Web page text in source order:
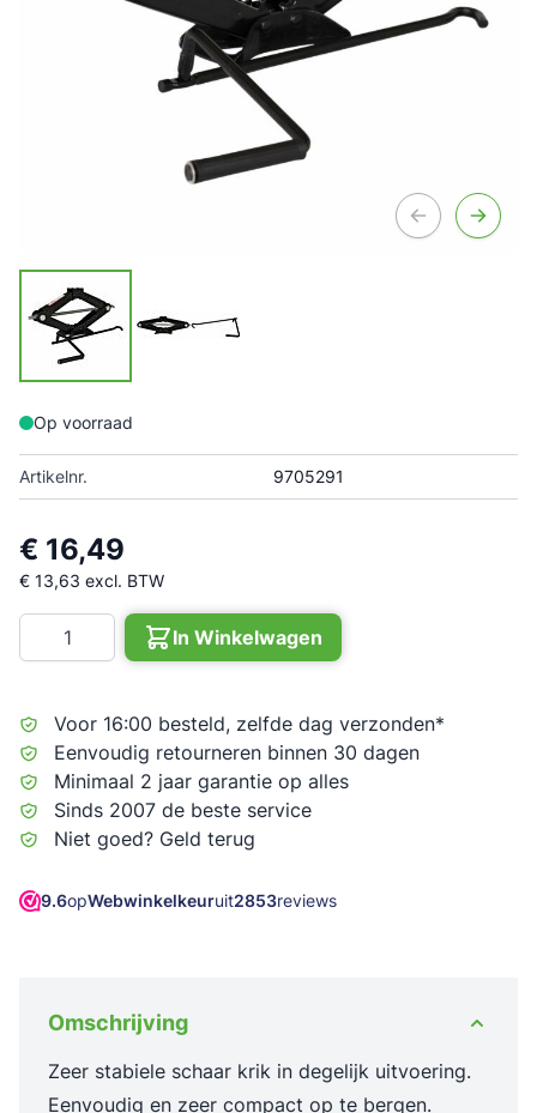
Op voorraad
Artikelnr. 9705291
€ 16,49
€ 13,63 excl. BTW
Aantal
In Winkelwagen
Voor 16:00 besteld, zelfde dag verzonden*
Eenvoudig retourneren binnen 30 dagen
Minimaal 2 jaar garantie op alles
Sinds 2007 de beste service
Niet goed? Geld terug
9.6opWebwinkelkeuruit2853reviews
Omschrijving
Zeer stabiele schaar krik in degelijk uitvoering.
Eenvoudig en zeer compact op te bergen.